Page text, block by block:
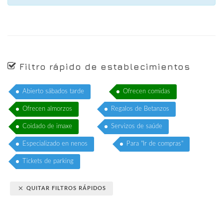
Filtro rápido de establecimientos
Abierto sábados tarde Ofrecen comidas
Ofrecen almorzos Regalos de Betanzos
Coidado de imaxe Servizos de saúde
Especializado en nenos Para "Ir de compras"
Tickets de parking
QUITAR FILTROS RÁPIDOS